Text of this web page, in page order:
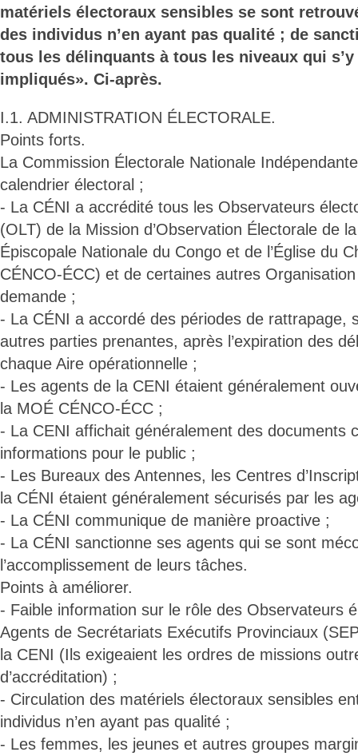
matériels électoraux sensibles se sont
des individus n’en ayant pas qualité ; de
tous les délinquants à tous les niveaux qui
impliqués». Ci-après.
I.1. ADMINISTRATION ÉLECTORALE.
Points forts.
La Commission Électorale Nationale
calendrier électoral ;
- La CÉNI a accrédité tous les Observateurs
(OLT) de la Mission d’Observation Électorale de
Épiscopale Nationale du Congo et de l’Église du
CÉNCO-ÉCC) et de certaines autres
demande ;
- La CÉNI a accordé des périodes de rattrapage,
autres parties prenantes, après l’expiration des
chaque Aire opérationnelle ;
- Les agents de la CENI étaient généralement
la MOÉ CÉNCO-ÉCC ;
- La CENI affichait généralement des documents
informations pour le public ;
- Les Bureaux des Antennes, les Centres
la CÉNI étaient généralement sécurisés par les
- La CÉNI communique de manière proactive ;
- La CÉNI sanctionne ses agents qui se sont
l’accomplissement de leurs tâches.
Points à améliorer.
- Faible information sur le rôle des Observateurs
Agents de Secrétariats Exécutifs Provinciaux
la CENI (Ils exigeaient les ordres de missions
d’accréditation) ;
- Circulation des matériels électoraux sensibles
individus n’en ayant pas qualité ;
- Les femmes, les jeunes et autres groupes